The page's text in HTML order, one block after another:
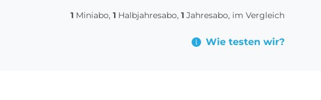
1 Miniabo, 1 Halbjahresabo, 1 Jahresabo, im Vergleich
Wie testen wir?